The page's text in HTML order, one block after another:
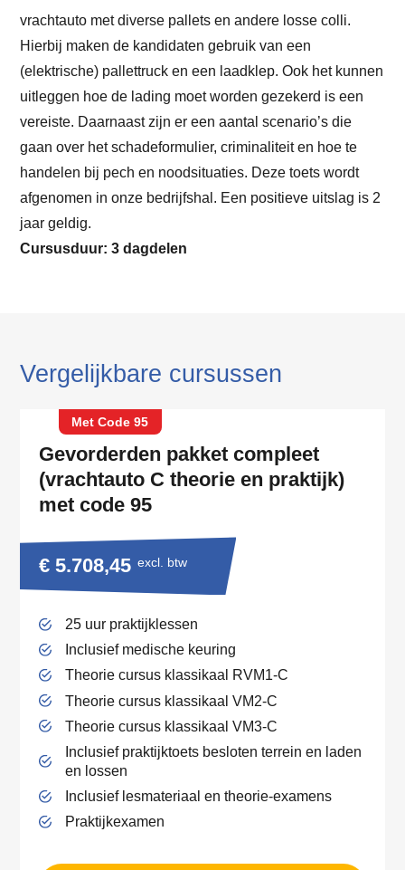
vrachtauto met diverse pallets en andere losse colli.
Hierbij maken de kandidaten gebruik van een
(elektrische) pallettruck en een laadklep. Ook het kunnen
uitleggen hoe de lading moet worden gezekerd is een
vereiste. Daarnaast zijn er een aantal scenario’s die
gaan over het schadeformulier, criminaliteit en hoe te
handelen bij pech en noodsituaties. Deze toets wordt
afgenomen in onze bedrijfshal. Een positieve uitslag is 2
jaar geldig.
Cursusduur: 3 dagdelen
Vergelijkbare cursussen
Met Code 95
Gevorderden pakket compleet
(vrachtauto C theorie en praktijk)
met code 95
€ 5.708,45 excl. btw
25 uur praktijklessen
Inclusief medische keuring
Theorie cursus klassikaal RVM1-C
Theorie cursus klassikaal VM2-C
Theorie cursus klassikaal VM3-C
Inclusief praktijktoets besloten terrein en laden
en lossen
Inclusief lesmateriaal en theorie-examens
Praktijkexamen